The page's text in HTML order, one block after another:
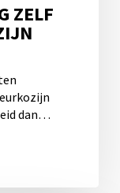
ZELF
dan…